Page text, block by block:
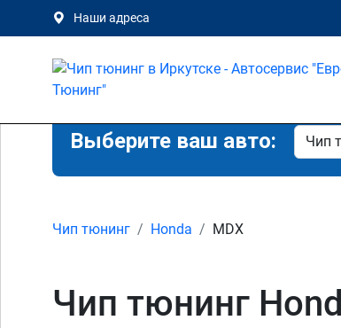
Наши адреса
Выберите ваш авто:
Чип тюнинг Honda MDX
Чип тюнинг